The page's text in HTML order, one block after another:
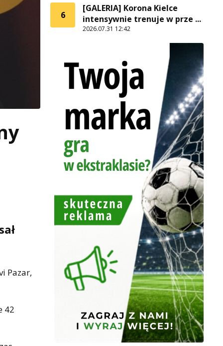
Pazar,
42
6
[GALERIA] Korona Kielce
intensywnie trenuje w prze ...
2026.07.31 12:42